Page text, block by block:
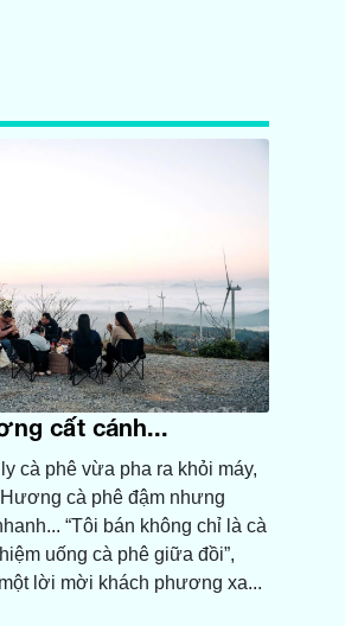
cất cánh...
cà phê vừa pha ra khỏi máy,
cà phê đậm nhưng
“Tôi bán không chỉ là cà
uống cà phê giữa đồi”,
lời mời khách phương xa...